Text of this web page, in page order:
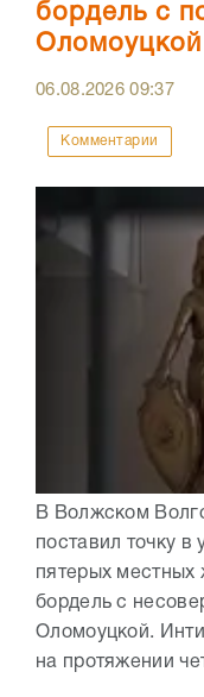
бордель с
Оломоуцкой
06.08.202609:37
Комментарии
В Волжском
поставил точку
пятерых местных
бордель с
Оломоуцкой.
на протяжении